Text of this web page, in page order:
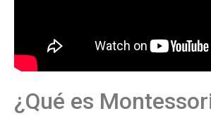
¿Qué es